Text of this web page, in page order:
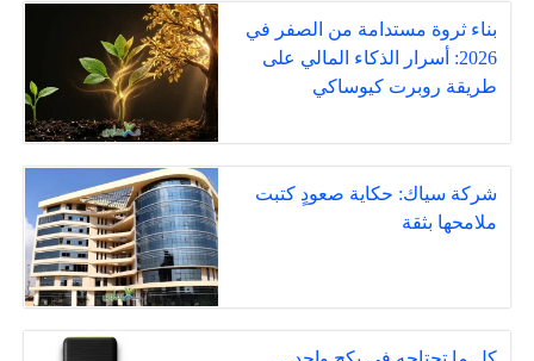
بناء ثروة مستدامة من الصفر في
2026: أسرار الذكاء المالي على
طريقة روبرت كيوساكي
شركة سياك: حكاية صعودٍ كتبت
ملامحها بثقة